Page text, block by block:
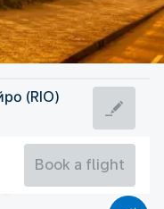
(RIO)
Book a flight